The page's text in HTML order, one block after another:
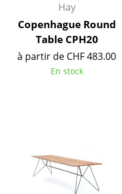
Accessoires
Horloges
Miroirs
Accessoires de bureau
Boîtes de rangement
Hay
Copenhague Round
Table CPH20
à partir de CHF 483.00
En stock